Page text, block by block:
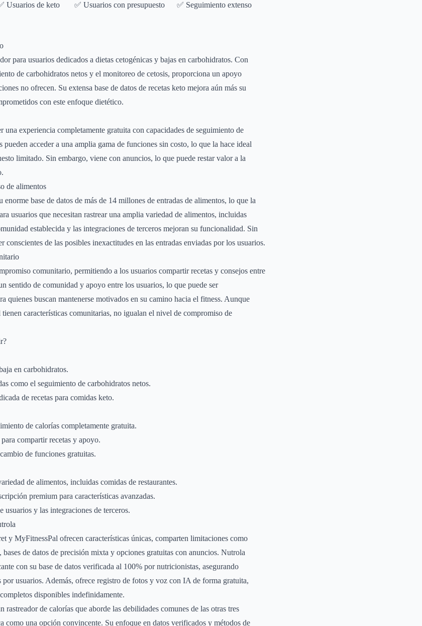
Usuarios de keto ✅ Usuarios con presupuesto ✅ Seguimiento extenso
para usuarios dedicados a dietas cetogénicas y bajas en carbohidratos. Con
de carbohidratos netos y el monitoreo de cetosis, proporciona un apoyo
no ofrecen. Su extensa base de datos de recetas keto mejora aún más su
con este enfoque dietético.
una experiencia completamente gratuita con capacidades de seguimiento de
pueden acceder a una amplia gama de funciones sin costo, lo que la hace ideal
limitado. Sin embargo, viene con anuncios, lo que puede restar valor a la
de alimentos
enorme base de datos de más de 14 millones de entradas de alimentos, lo que la
usuarios que necesitan rastrear una amplia variedad de alimentos, incluidas
establecida y las integraciones de terceros mejoran su funcionalidad. Sin
conscientes de las posibles inexactitudes en las entradas enviadas por los usuarios.
comunitario, permitiendo a los usuarios compartir recetas y consejos entre
sentido de comunidad y apoyo entre los usuarios, lo que puede ser
quienes buscan mantenerse motivados en su camino hacia el fitness. Aunque
características comunitarias, no igualan el nivel de compromiso de
en carbohidratos.
como el seguimiento de carbohidratos netos.
de recetas para comidas keto.
de calorías completamente gratuita.
compartir recetas y apoyo.
de funciones gratuitas.
de alimentos, incluidas comidas de restaurantes.
premium para características avanzadas.
usuarios y las integraciones de terceros.
y MyFitnessPal ofrecen características únicas, comparten limitaciones como
de datos de precisión mixta y opciones gratuitas con anuncios. Nutrola
con su base de datos verificada al 100% por nutricionistas, asegurando
por usuarios. Además, ofrece registro de fotos y voz con IA de forma gratuita,
disponibles indefinidamente.
rastreador de calorías que aborde las debilidades comunes de las otras tres
como una opción convincente. Su enfoque en datos verificados y métodos de